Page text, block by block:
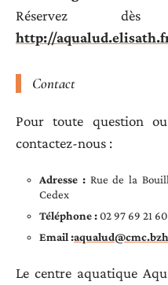
Réservez
http://
Contact
Pour toute question
contactez-nous :
Adresse :Rue de la
Cedex
Téléphone :02 97 69 21 60
Email :aqualud@cmc.bzh
Le centre aquatique